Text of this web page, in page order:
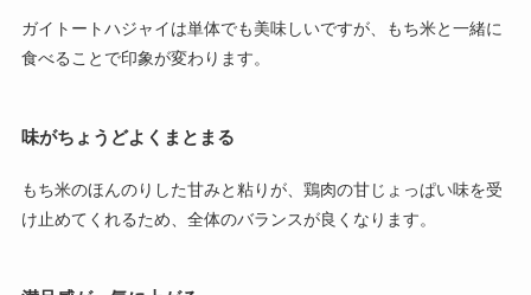
ガイトートハジャイは単体でも美味しいですが、もち米と一緒に
食べることで印象が変わります。
味がちょうどよくまとまる
もち米のほんのりした甘みと粘りが、鶏肉の甘じょっぱい味を受
け止めてくれるため、全体のバランスが良くなります。